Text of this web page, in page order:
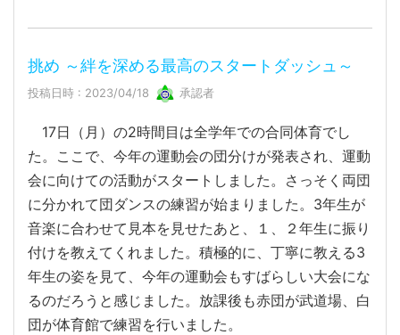
挑め ～絆を深める最高のスタートダッシュ～
投稿日時 : 2023/04/18 承認者
17日（月）の2時間目は全学年での合同体育でし
た。ここで、今年の運動会の団分けが発表され、運動
会に向けての活動がスタートしました。さっそく両団
に分かれて団ダンスの練習が始まりました。3年生が
音楽に合わせて見本を見せたあと、１、２年生に振り
付けを教えてくれました。積極的に、丁寧に教える3
年生の姿を見て、今年の運動会もすばらしい大会にな
るのだろうと感じました。放課後も赤団が武道場、白
団が体育館で練習を行いました。